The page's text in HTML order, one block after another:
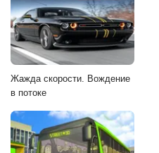
Жажда скорости. Вождение
в потоке